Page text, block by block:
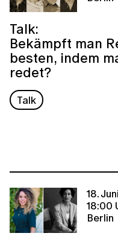
Talk:
Bekämpft man
besten, indem
redet?
Talk
18.
18:00
Berlin